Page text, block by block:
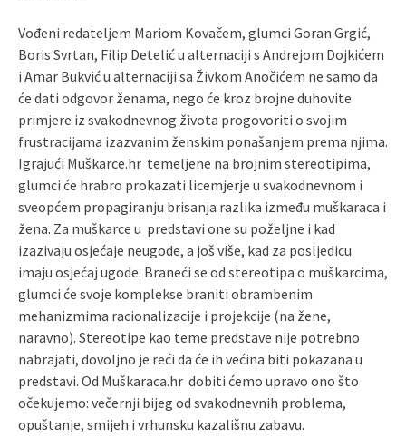
Vođeni redateljem Mariom Kovačem, glumci Goran Grgić,
Boris Svrtan, Filip Detelić u alternaciji s Andrejom Dojkićem
i Amar Bukvić u alternaciji sa Živkom Anočićem ne samo da
će dati odgovor ženama, nego će kroz brojne duhovite
primjere iz svakodnevnog života progovoriti o svojim
frustracijama izazvanim ženskim ponašanjem prema njima.
Igrajući Muškarce.hr temeljene na brojnim stereotipima,
glumci će hrabro prokazati licemjerje u svakodnevnom i
sveopćem propagiranju brisanja razlika između muškaraca i
žena. Za muškarce u predstavi one su poželjne i kad
izazivaju osjećaje neugode, a još više, kad za posljedicu
imaju osjećaj ugode. Braneći se od stereotipa o muškarcima,
glumci će svoje komplekse braniti obrambenim
mehanizmima racionalizacije i projekcije (na žene,
naravno). Stereotipe kao teme predstave nije potrebno
nabrajati, dovoljno je reći da će ih većina biti pokazana u
predstavi. Od Muškaraca.hr dobiti ćemo upravo ono što
očekujemo: večernji bijeg od svakodnevnih problema,
opuštanje, smijeh i vrhunsku kazališnu zabavu.